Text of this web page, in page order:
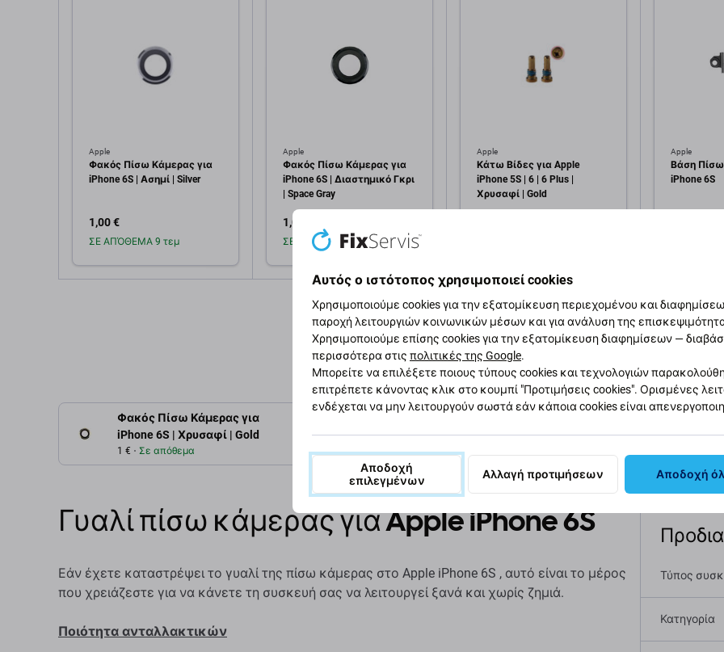
Apple
Φακός Πίσω Κάμερας για
iPhone 6S | Ασημί | Silver
1,00 €
ΣΕ ΑΠΌΘΕΜΑ 9 τεμ
καλάθι
Apple
Φακός Πίσω Κάμερας για
iPhone 6S | Διαστημικό Γκρι
| Space Gray
1,00 €
ΣΕ ΑΠΌΘΕΜΑ 2 τεμ
καλάθι
Apple
Κάτω Βίδες για Apple
iPhone 5S | 6 | 6 Plus |
Χρυσαφί | Gold
Apple
Βάση
iPhone 6S
Φακός Πίσω Κάμερας για
iPhone 6S | Χρυσαφί | Gold
1 € Σε απόθεμα
Περιγραφή και προδιαγραφές Ποιότητα Αποστολές και
Γυαλί πίσω κάμερας για Apple iPhone 6S
Εάν έχετε καταστρέψει το γυαλί της πίσω κάμερας στο Apple iPhone 6S , αυτό είναι το μέρος
που χρειάζεστε για να κάνετε τη συσκευή σας να λειτουργεί ξανά και χωρίς ζημιά.
Ποιότητα ανταλλακτικών
Τύπος
Κατηγορία
Αυτός ο ιστότοπος χρησιμοποιεί cookies
Χρησιμοποιούμε cookies για την εξατομίκευση περιεχομένου και
παροχή λειτουργιών κοινωνικών μέσων και για ανάλυση της
Χρησιμοποιούμε επίσης cookies για την εξατομίκευση διαφημίσεων —
περισσότερα στις πολιτικές της Google.
Μπορείτε να επιλέξετε ποιους τύπους cookies και τεχνολογιών
επιτρέπετε κάνοντας κλικ στο κουμπί "Προτιμήσεις cookies". Ορισμένες
ενδέχεται να μην λειτουργούν σωστά εάν κάποια cookies είναι
Αποδοχή
επιλεγμένων
Αλλαγή προτιμήσεων Αποδοχή